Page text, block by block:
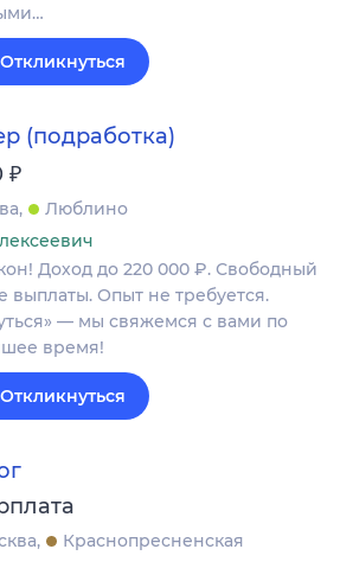
Откликнуться
(подработка)
₽
Люблино
Доход до 220 000 ₽. Свободный
выплаты. Опыт не требуется.
— мы свяжемся с вами по
время!
Откликнуться
Краснопресненская